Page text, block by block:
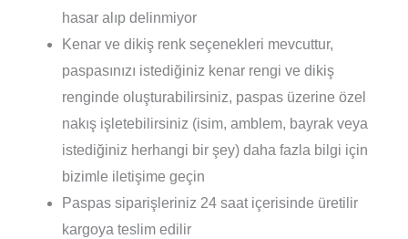
hasar alıp delinmiyor
Kenar ve dikiş renk seçenekleri mevcuttur,
paspasınızı istediğiniz kenar rengi ve dikiş
renginde oluşturabilirsiniz, paspas üzerine özel
nakış işletebilirsiniz (isim, amblem, bayrak veya
istediğiniz herhangi bir şey) daha fazla bilgi için
bizimle iletişime geçin
Paspas siparişleriniz 24 saat içerisinde üretilir
kargoya teslim edilir